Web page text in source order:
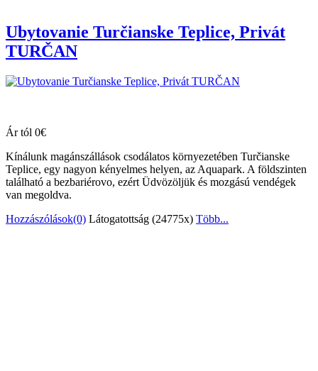
Ubytovanie Turčianske Teplice, Privát
TURČAN
Ár tól 0€
Kínálunk magánszállások csodálatos környezetében Turčianske
Teplice, egy nagyon kényelmes helyen, az Aquapark. A földszinten
található a bezbariérovo, ezért Üdvözöljük és mozgású vendégek
van megoldva.
Hozzászólások(0) Látogatottság (24775x) Több...